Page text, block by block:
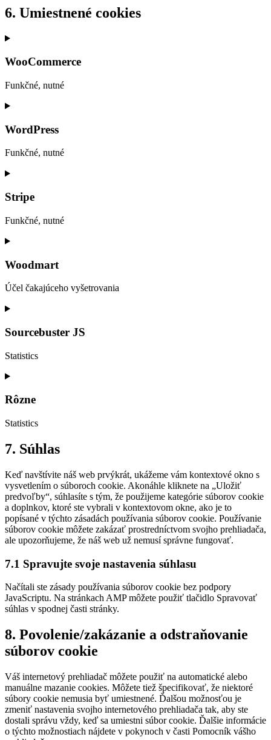
6. Umiestnené cookies
WooCommerce
Funkčné, nutné
Consent
service
WordPress
Funkčné, nutné
Consent
service
wordpress
Stripe
Funkčné, nutné
Consent
service
Woodmart
Účel čakajúceho vyšetrovania
Consent
service
Sourcebuster JS
Statistics
Consent
service
js
Rôzne
Statistics
Consent
to
rôzne
7. Súhlas
Keď navštívite náš web prvýkrát, ukážeme vám kontextové okno s
vysvetlením o súboroch cookie. Akonáhle kliknete na „Uložiť
predvoľby“, súhlasíte s tým, že použijeme kategórie súborov cookie
a doplnkov, ktoré ste vybrali v kontextovom okne, ako je to
popísané v týchto zásadách používania súborov cookie. Používanie
súborov cookie môžete zakázať prostredníctvom svojho prehliadača,
ale upozorňujeme, že náš web už nemusí správne fungovať.
7.1 Spravujte svoje nastavenia súhlasu
Načítali ste zásady používania súborov cookie bez podpory
JavaScriptu. Na stránkach AMP môžete použiť tlačidlo Spravovať
súhlas v spodnej časti stránky.
8. Povolenie/zakázanie a odstraňovanie
súborov cookie
Váš internetový prehliadač môžete použiť na automatické alebo
manuálne mazanie cookies. Môžete tiež špecifikovať, že niektoré
súbory cookie nemusia byť umiestnené. Ďalšou možnosťou je
zmeniť nastavenia svojho internetového prehliadača tak, aby ste
dostali správu vždy, keď sa umiestni súbor cookie. Ďalšie informácie
o týchto možnostiach nájdete v pokynoch v časti Pomocník vášho